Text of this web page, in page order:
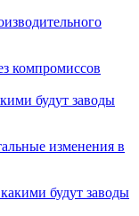
будут заводы
изменения в